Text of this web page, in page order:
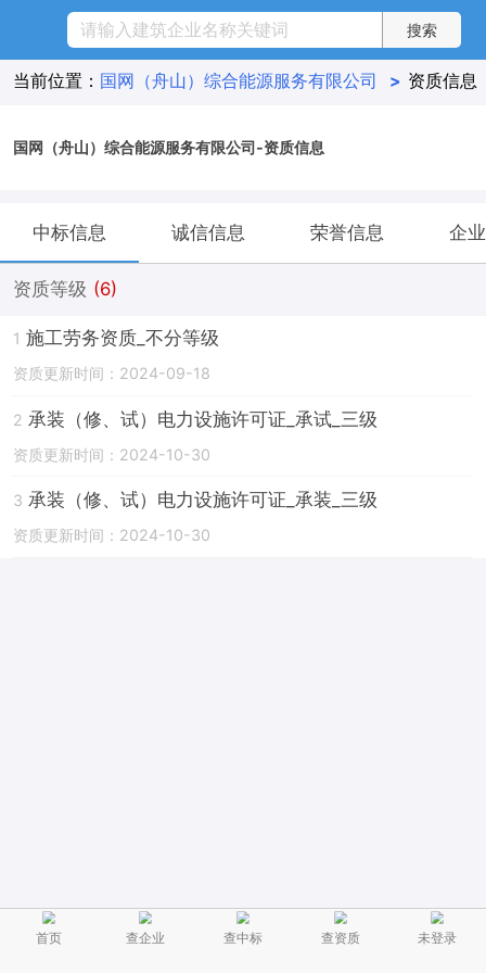
当前位置： 国网（舟山）综合能源服务有限公司 > 资质信息
国网（舟山）综合能源服务有限公司-资质信息
中标信息 诚信信息 荣誉信息 企
资质等级 (6)
1 施工劳务资质_不分等级
资质更新时间：2024-09-18
2 承装（修、试）电力设施许可证_承试_三级
资质更新时间：2024-10-30
3 承装（修、试）电力设施许可证_承装_三级
资质更新时间：2024-10-30
首页 查企业 查中标 查资质 未登录